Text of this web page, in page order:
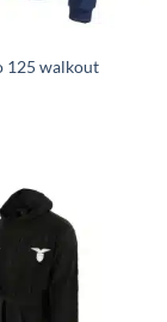
125 walkout